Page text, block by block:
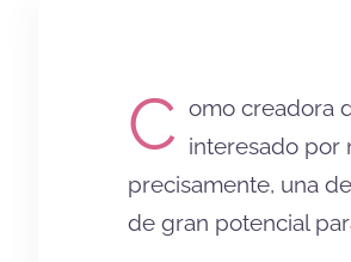
C omo creadora
interesado por
precisamente, una
de gran potencial